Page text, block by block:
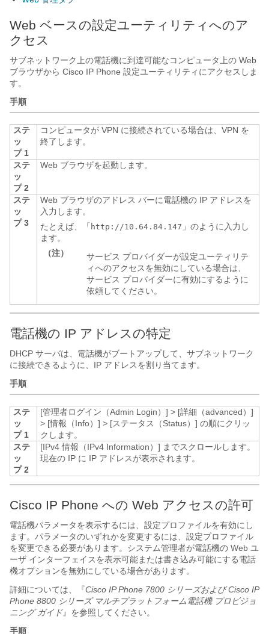
Web ベースの設定ユーティリティへのア
クセス
サブネットワーク上の電話機に到達可能なコンピュータ上の Web
ブラウザから Cisco IP Phone 設定ユーティリティにアクセスしま
す。
手順
ステ
ッ
プ 1
コンピュータが VPN に接続されている場合は、VPN を
終了します。
ステ
ッ
プ 2
Web ブラウザを起動します。
ステ
ッ
プ 3
Web ブラウザのアドレス バーに電話機の IP アドレスを
入力します。
たとえば、「 http://10.64.84.147 」のように入力し
ます。
（注）
サービス プロバイダーが設定ユーティリテ
ィへのアクセスを無効にしている場合は、
サービス プロバイダーに有効にするように
依頼してください。
電話機の IP アドレスの特定
DHCP サーバは、電話機がブートアップして、サブネットワーク
に接続できるように、IP アドレスを割り当てます。
手順
ステ
ッ
プ 1
[管理者ログイン（Admin Login）] > [詳細（advanced）]
> [情報（Info）] > [ステータス（Status）] の順にクリッ
クします。
ステ
ッ
プ 2
[IPv4 情報（IPv4 Information）] までスクロールします。
現在の IP に IP アドレスが表示されます。
Cisco IP Phone への Web アクセスの許可
電話機パラメータを表示するには、設定プロファイルを有効にし
ます。パラメータのいずれかを変更するには、設定プロファイル
を変更できる必要があります。システム管理者が電話機の Web ユ
ーザ インターフェイスを表示可能または書き込み可能にする電話
機オプションを無効にしている場合があります。
詳細については、『Cisco IP Phone 7800 シリーズおよび Cisco IP
Phone 8800 シリーズ マルチプラットフォーム電話機プロビジョ
ニング ガイド』を参照してください。
手順